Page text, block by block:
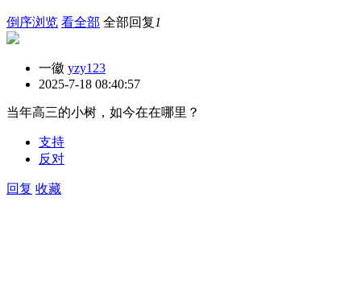
倒序浏览 看全部 全部回复 1
一徽 yzy123
2025-7-18 08:40:57
当年高三的小树，如今在在哪里？
支持
反对
回复 收藏